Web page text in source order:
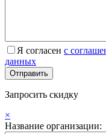
Я согласен с
данных
Запросить скидку
×
Название организации: